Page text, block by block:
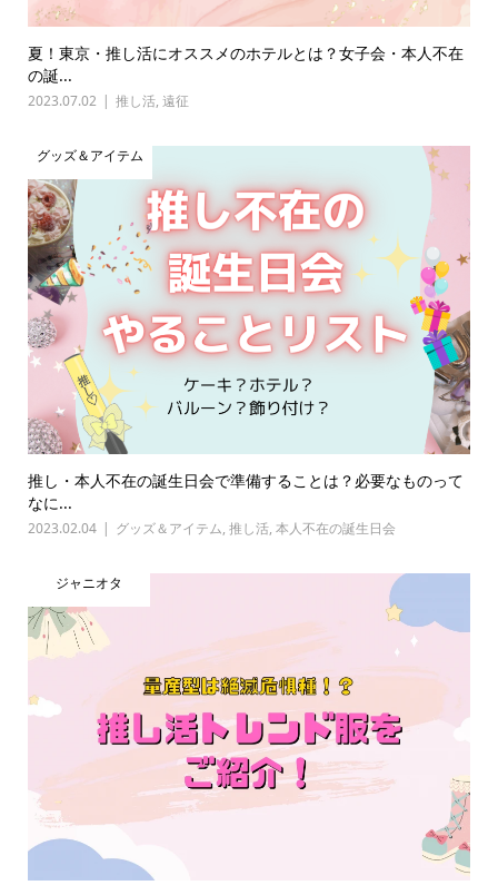
夏！東京・推し活にオススメのホテルとは？女子会・本人不在
の誕...
2023.07.02 推し活, 遠征
グッズ＆アイテム
推し・本人不在の誕生日会で準備することは？必要なものって
なに...
2023.02.04 グッズ＆アイテム, 推し活, 本人不在の誕生日会
ジャニオタ